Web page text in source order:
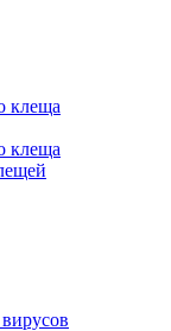
клеща
клеща